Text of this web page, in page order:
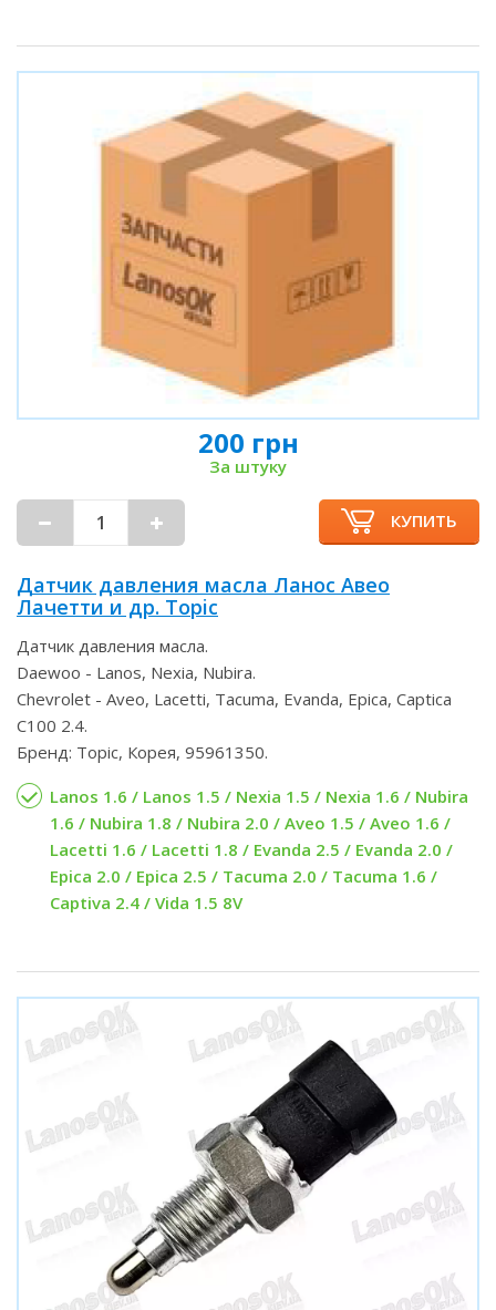
200 грн
За штуку
КУПИТЬ
Датчик давления масла Ланос Авео
Лачетти и др. Topic
Датчик давления масла.
Daewoo - Lanos, Nexia, Nubira.
Chevrolet - Aveo, Lacetti, Tacuma, Evanda, Epica, Captica
C100 2.4.
Бренд: Topic, Корея, 95961350.
Lanos 1.6 / Lanos 1.5 / Nexia 1.5 / Nexia 1.6 / Nubira
1.6 / Nubira 1.8 / Nubira 2.0 / Aveo 1.5 / Aveo 1.6 /
Lacetti 1.6 / Lacetti 1.8 / Evanda 2.5 / Evanda 2.0 /
Epica 2.0 / Epica 2.5 / Tacuma 2.0 / Tacuma 1.6 /
Captiva 2.4 / Vida 1.5 8V